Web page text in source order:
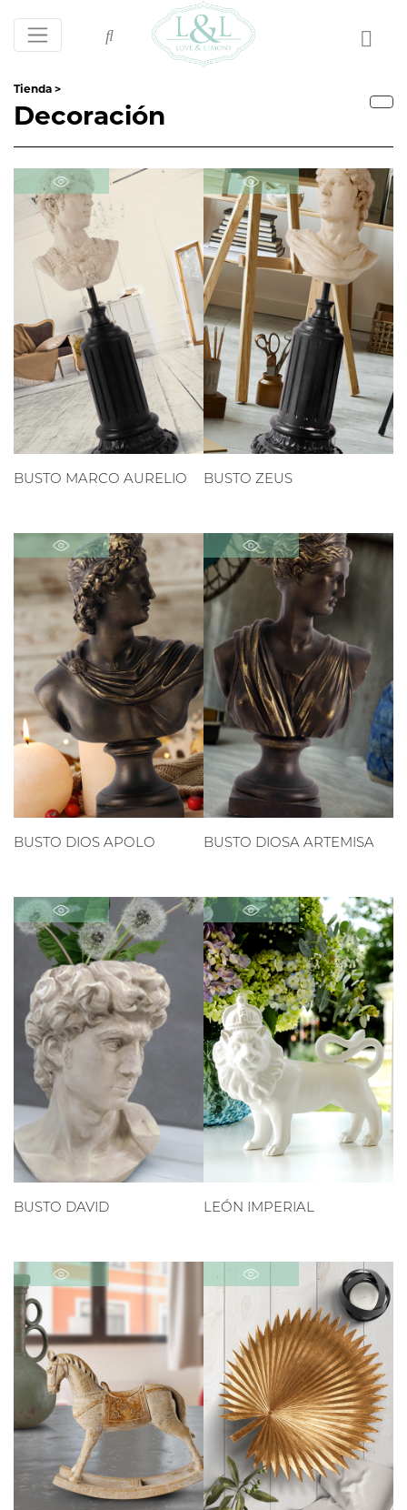
Tienda >
Decoración
BUSTO MARCO AURELIO BUSTO ZEUS
BUSTO DIOS APOLO BUSTO DIOSA ARTEMISA
BUSTO DAVID LEÓN IMPERIAL